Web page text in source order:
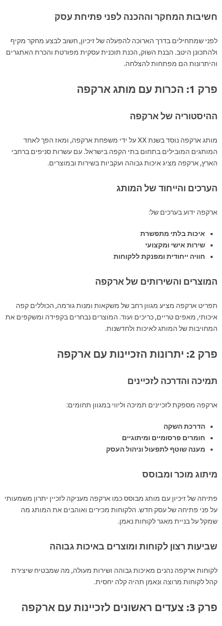
חשיבות המחקר וההכנה לפני פתיחת עסק
לפני שמתחילים בדרך הארוכה להפעלה של זיכיון, חשוב לבצע מחקר מקיף
ולהתכונן היטב. הבנת השוק, הכנת תוכנית עסקית מפורטת והכרת האתגרים
והיתרונות הם מפתחות להצלחה.
פרק 1: הכרות עם מותג ארקפה
ההיסטוריה של ארקפה
מותג ארקפה נוסד בשנת XX על ידי משפחת ארקפה, ומאז הפך לאחד
המותגים המובילים בתחום בתי הקפה בישראל. עם עשרות סניפים ברחבי
הארץ, ארקפה מציג איכות גבוהה ועקביות בשירות ובמוצרים.
הערכים והייחוד של המותג
ארקפה ידוע בערכים של:
איכות בלתי מתפשרת
שירות אישי ומקצועי
חוויה ייחודית ומפנקת ללקוחות
המוצרים והשירותים של ארקפה
תפריט ארקפה מציע מגוון רחב של משקאות ומנות גורמה, הכוללים קפה
איכותי, מאפים טריים, כריכים ועוד. המוצרים נבחרים בקפידה ומשקפים את
המחויבות של המותג לאיכות ולחדשנות.
פרק 2: יתרונות הזכיינות עם ארקפה
תמיכה והדרכה לזכיינים
ארקפה מספקת לזכיינים תמיכה וליווי במגוון תחומים:
הדרכת השקה
חומרים פרסומיים ומיתוגיים
מענה שוטף לתפעול וניהול העסק
מיתוג מוכר ומבוסס
פתיחה של זיכיון עם מותג מבוסס כמו ארקפה מעניקה לזכיין יתרון משמעותי
על פני פתיחה של עסק חדש. הלקוחות מכירים ואוהבים את המותג מה
שמקל על בניית מאגר לקוחות נאמן.
שביעות רצון לקוחות ומוצרים באיכות גבוהה
לקוחות ארקפה נהנים מאיכות גבוהה ושירות מעולה, מה שמבטיח שיצירת
קהל לקוחות מרוצה ונאמן תהיה קלה יחסית.
פרק 3: צעדים ראשונים לזכיינות עם ארקפה